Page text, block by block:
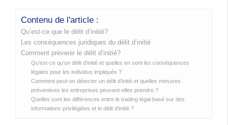
Contenu de l'article :
Qu’est-ce que le délit d’initié?
Les conséquences juridiques du délit d’initié
Comment prévenir le délit d’initié?
Qu’est-ce qu’un délit d’initié et quelles en sont les conséquences
légales pour les individus impliqués ?
Comment peut-on détecter un délit d’initié et quelles mesures
préventives les entreprises peuvent-elles prendre ?
Quelles sont les différences entre le trading légal basé sur des
informations privilégiées et le délit d’initié ?